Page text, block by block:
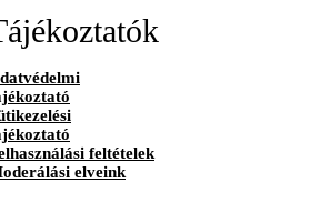
feltételek
elveink